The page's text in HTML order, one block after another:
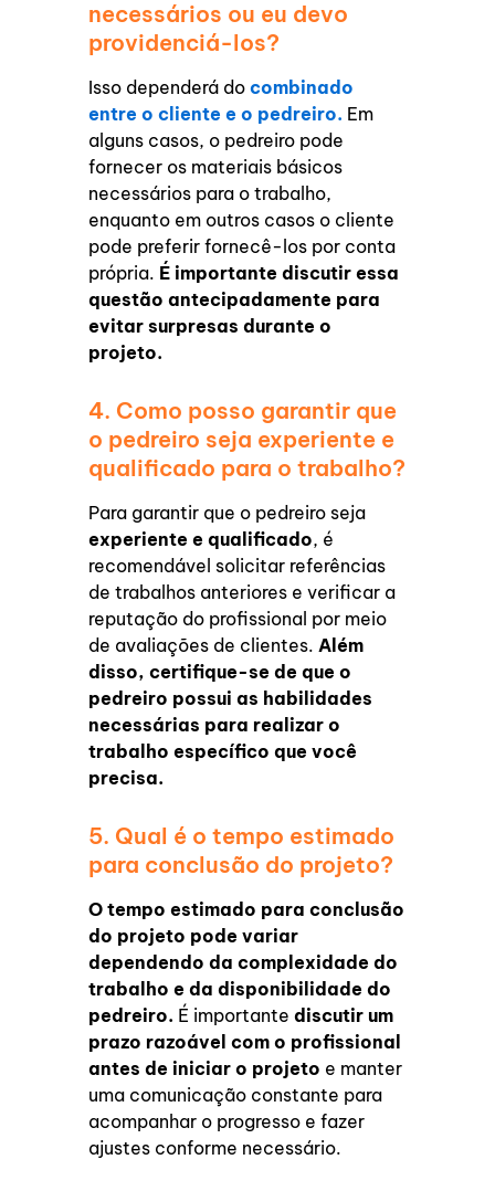
necessários ou eu devo
providenciá-los?
Isso dependerá docombinado
entre o cliente e o pedreiro. Em
alguns casos, o pedreiro pode
fornecer os materiais básicos
necessários para o trabalho,
enquanto em outros casos o cliente
pode preferir fornecê-los por conta
própria. É importante discutir essa
questão antecipadamente para
evitar surpresas durante o
projeto.
4. Como posso garantir que
o pedreiro seja experiente e
qualificado para o trabalho?
Para garantir que o pedreiro seja
experiente e qualificado, é
recomendável solicitar referências
de trabalhos anteriores e verificar a
reputação do profissional por meio
de avaliações de clientes. Além
disso, certifique-se de que o
pedreiro possui as habilidades
necessárias para realizar o
trabalho específico que você
precisa.
5. Qual é o tempo estimado
para conclusão do projeto?
O tempo estimado para conclusão
do projeto pode variar
dependendo da complexidade do
trabalho e da disponibilidade do
pedreiro. É importante discutir um
prazo razoável com o profissional
antes de iniciar o projeto e manter
uma comunicação constante para
acompanhar o progresso e fazer
ajustes conforme necessário.